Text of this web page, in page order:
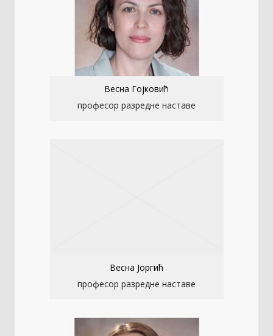
Весна Гојковић
професор разредне наставе
Весна Јоргић
професор разредне наставе